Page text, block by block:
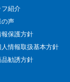
フ紹介
の声
報保護方針
人情報取扱基本方針
品勧誘方針